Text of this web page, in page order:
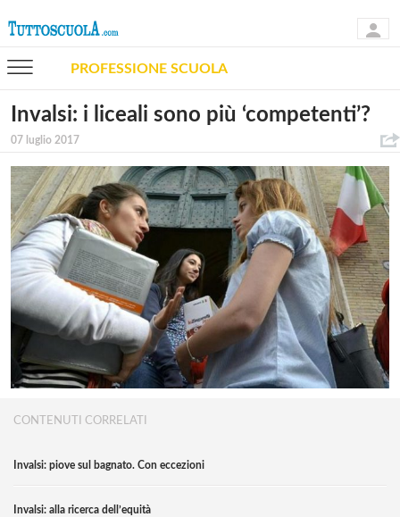
PROFESSIONE SCUOLA
Invalsi: i liceali sono più ‘competenti’?
07 luglio 2017
CONTENUTI CORRELATI
Invalsi: piove sul bagnato. Con eccezioni
Invalsi: alla ricerca dell’equità